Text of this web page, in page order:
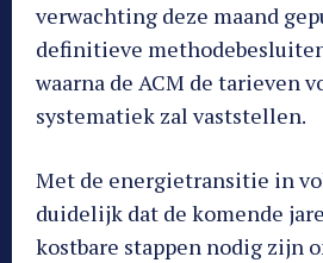
verwachting deze maand
definitieve
waarna de ACM de tarieven
systematiek zal vaststellen.
Met de energietransitie in
duidelijk dat de komende
kostbare stappen nodig zijn